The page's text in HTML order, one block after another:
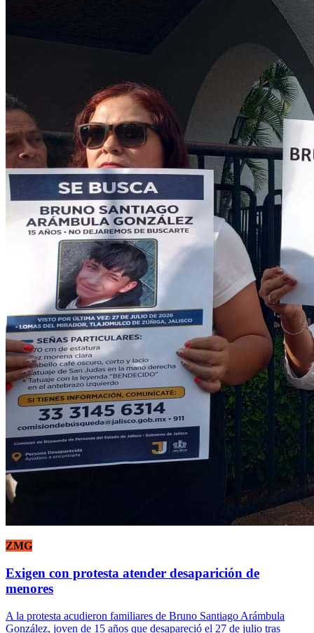
ZMG
Exigen con protesta atender desaparición de
menores
A la protesta acudieron familiares de Bruno Santiago Arámbula
González, joven de 15 años que desapareció el 27 de julio tras